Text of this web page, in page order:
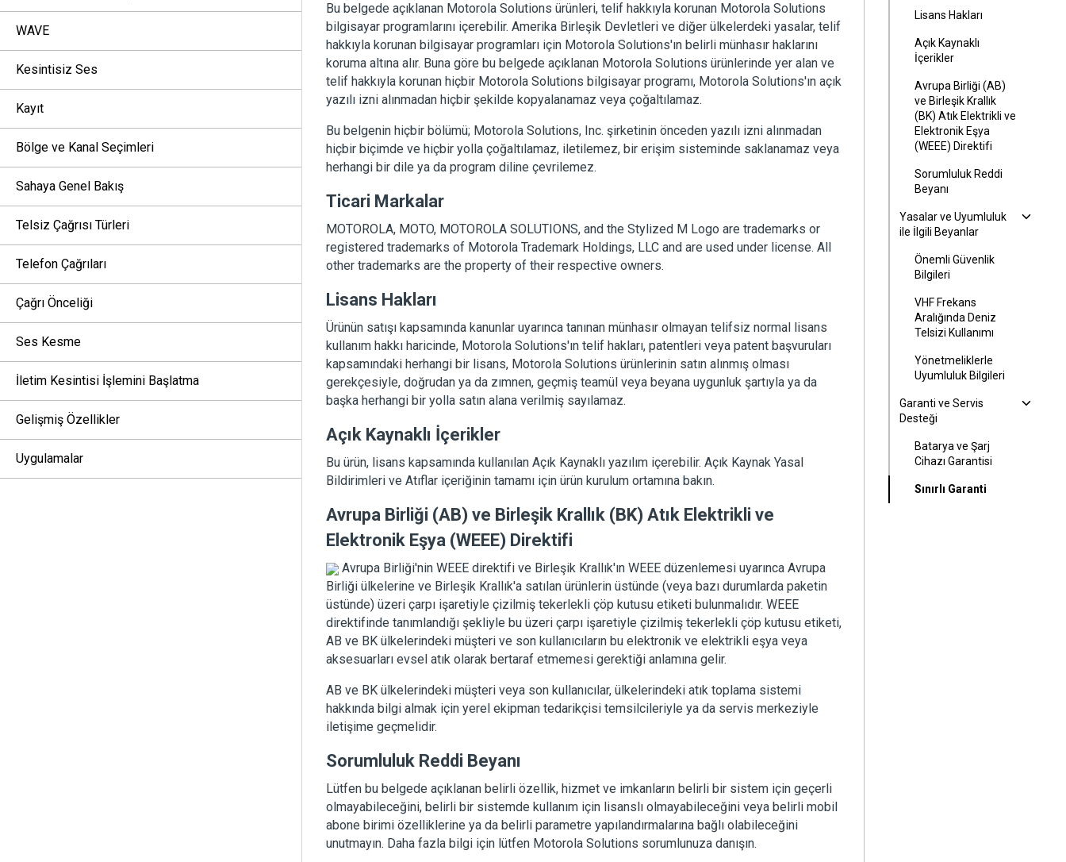
WAVE
Kesintisiz Ses
Kayıt
Bölge ve Kanal Seçimleri
Sahaya Genel Bakış
Telsiz Çağrısı Türleri
Telefon Çağrıları
Çağrı Önceliği
Ses Kesme
İletim Kesintisi İşlemini Başlatma
Gelişmiş Özellikler
Uygulamalar
Bu belgede açıklanan Motorola Solutions ürünleri, telif hakkıyla korunan Motorola Solutions
bilgisayar programlarını içerebilir. Amerika Birleşik Devletleri ve diğer ülkelerdeki yasalar, telif
hakkıyla korunan bilgisayar programları için Motorola Solutions'ın belirli münhasır haklarını
koruma altına alır. Buna göre bu belgede açıklanan Motorola Solutions ürünlerinde yer alan ve
telif hakkıyla korunan hiçbir Motorola Solutions bilgisayar programı, Motorola Solutions'ın açık
yazılı izni alınmadan hiçbir şekilde kopyalanamaz veya çoğaltılamaz.
Bu belgenin hiçbir bölümü; Motorola Solutions, Inc. şirketinin önceden yazılı izni alınmadan
hiçbir biçimde ve hiçbir yolla çoğaltılamaz, iletilemez, bir erişim sisteminde saklanamaz veya
herhangi bir dile ya da program diline çevrilemez.
Ticari Markalar
MOTOROLA, MOTO, MOTOROLA SOLUTIONS, and the Stylized M Logo are trademarks or
registered trademarks of Motorola Trademark Holdings, LLC and are used under license. All
other trademarks are the property of their respective owners.
Lisans Hakları
Ürünün satışı kapsamında kanunlar uyarınca tanınan münhasır olmayan telifsiz normal lisans
kullanım hakkı haricinde, Motorola Solutions'ın telif hakları, patentleri veya patent başvuruları
kapsamındaki herhangi bir lisans, Motorola Solutions ürünlerinin satın alınmış olması
gerekçesiyle, doğrudan ya da zımnen, geçmiş teamül veya beyana uygunluk şartıyla ya da
başka herhangi bir yolla satın alana verilmiş sayılamaz.
Açık Kaynaklı İçerikler
Bu ürün, lisans kapsamında kullanılan Açık Kaynaklı yazılım içerebilir. Açık Kaynak Yasal
Bildirimleri ve Atıflar içeriğinin tamamı için ürün kurulum ortamına bakın.
Avrupa Birliği (AB) ve Birleşik Krallık (BK) Atık Elektrikli ve
Elektronik Eşya (WEEE) Direktifi
Avrupa Birliği'nin WEEE direktifi ve Birleşik Krallık'ın WEEE düzenlemesi uyarınca Avrupa
Birliği ülkelerine ve Birleşik Krallık'a satılan ürünlerin üstünde (veya bazı durumlarda paketin
üstünde) üzeri çarpı işaretiyle çizilmiş tekerlekli çöp kutusu etiketi bulunmalıdır. WEEE
direktifinde tanımlandığı şekliyle bu üzeri çarpı işaretiyle çizilmiş tekerlekli çöp kutusu etiketi,
AB ve BK ülkelerindeki müşteri ve son kullanıcıların bu elektronik ve elektrikli eşya veya
aksesuarları evsel atık olarak bertaraf etmemesi gerektiği anlamına gelir.
AB ve BK ülkelerindeki müşteri veya son kullanıcılar, ülkelerindeki atık toplama sistemi
hakkında bilgi almak için yerel ekipman tedarikçisi temsilcileriyle ya da servis merkeziyle
iletişime geçmelidir.
Sorumluluk Reddi Beyanı
Lütfen bu belgede açıklanan belirli özellik, hizmet ve imkanların belirli bir sistem için geçerli
olmayabileceğini, belirli bir sistemde kullanım için lisanslı olmayabileceğini veya belirli mobil
abone birimi özelliklerine ya da belirli parametre yapılandırmalarına bağlı olabileceğini
unutmayın. Daha fazla bilgi için lütfen Motorola Solutions sorumlunuza danışın.
Lisans Hakları
Açık Kaynaklı
İçerikler
Avrupa Birliği (AB)
ve Birleşik Krallık
(BK) Atık Elektrikli ve
Elektronik Eşya
(WEEE) Direktifi
Sorumluluk Reddi
Beyanı
Yasalar ve Uyumluluk
ile İlgili Beyanlar
Önemli Güvenlik
Bilgileri
VHF Frekans
Aralığında Deniz
Telsizi Kullanımı
Yönetmeliklerle
Uyumluluk Bilgileri
Garanti ve Servis
Desteği
Batarya ve Şarj
Cihazı Garantisi
Sınırlı Garanti